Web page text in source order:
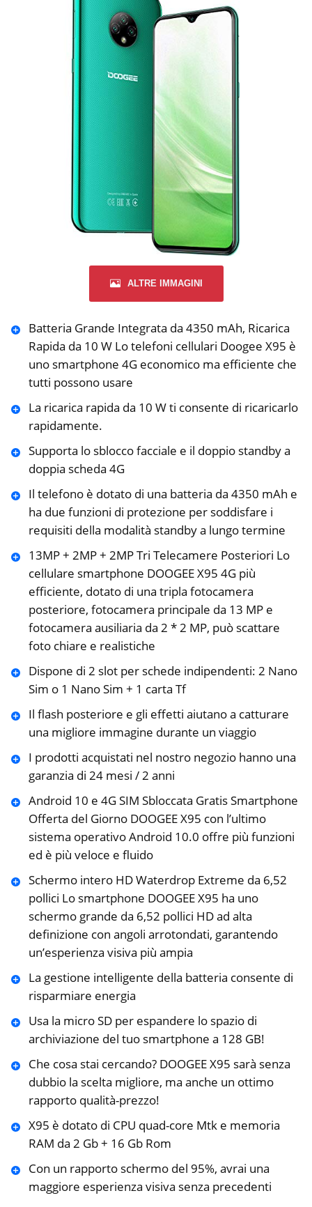
ALTRE IMMAGINI
️Batteria Grande Integrata da 4350 mAh, Ricarica
Rapida da 10 W Lo telefoni cellulari Doogee X95 è
uno smartphone 4G economico ma efficiente che
tutti possono usare
La ricarica rapida da 10 W ti consente di ricaricarlo
rapidamente.
Supporta lo sblocco facciale e il doppio standby a
doppia scheda 4G
Il telefono è dotato di una batteria da 4350 mAh e
ha due funzioni di protezione per soddisfare i
requisiti della modalità standby a lungo termine
️13MP + 2MP + 2MP Tri Telecamere Posteriori Lo
cellulare smartphone DOOGEE X95 4G più
efficiente, dotato di una tripla fotocamera
posteriore, fotocamera principale da 13 MP e
fotocamera ausiliaria da 2 * 2 MP, può scattare
foto chiare e realistiche
Dispone di 2 slot per schede indipendenti: 2 Nano
Sim o 1 Nano Sim + 1 carta Tf
Il flash posteriore e gli effetti aiutano a catturare
una migliore immagine durante un viaggio
I prodotti acquistati nel nostro negozio hanno una
garanzia di 24 mesi / 2 anni
️Android 10 e 4G SIM Sbloccata Gratis Smartphone
Offerta del Giorno DOOGEE X95 con l’ultimo
sistema operativo Android 10.0 offre più funzioni
ed è più veloce e fluido
️Schermo intero HD Waterdrop Extreme da 6,52
pollici Lo smartphone DOOGEE X95 ha uno
schermo grande da 6,52 pollici HD ad alta
definizione con angoli arrotondati, garantendo
un’esperienza visiva più ampia
La gestione intelligente della batteria consente di
risparmiare energia
Usa la micro SD per espandere lo spazio di
archiviazione del tuo smartphone a 128 GB!
Che cosa stai cercando? DOOGEE X95 sarà senza
dubbio la scelta migliore, ma anche un ottimo
rapporto qualità-prezzo!
X95 è dotato di CPU quad-core Mtk e memoria
RAM da 2 Gb + 16 Gb Rom
Con un rapporto schermo del 95%, avrai una
maggiore esperienza visiva senza precedenti